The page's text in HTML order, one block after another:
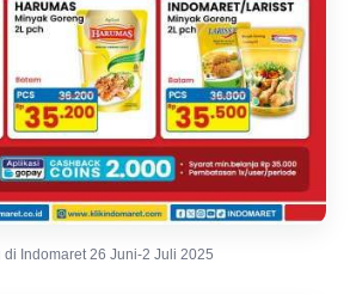
di Indomaret 26 Juni-2 Juli 2025